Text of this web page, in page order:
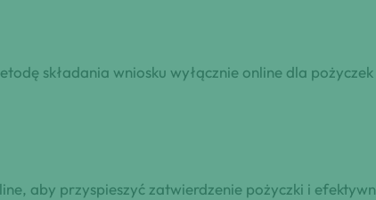
składania wniosku wyłącznie online dla
aby przyspieszyć zatwierdzenie pożyczki i